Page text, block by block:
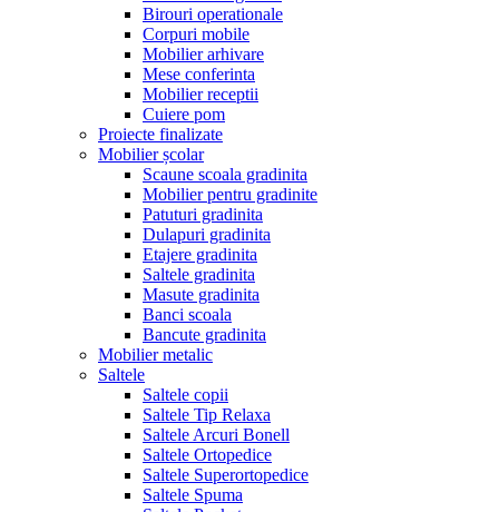
Birouri operationale
Corpuri mobile
Mobilier arhivare
Mese conferinta
Mobilier receptii
Cuiere pom
Proiecte finalizate
Mobilier școlar
Scaune scoala gradinita
Mobilier pentru gradinite
Patuturi gradinita
Dulapuri gradinita
Etajere gradinita
Saltele gradinita
Masute gradinita
Banci scoala
Bancute gradinita
Mobilier metalic
Saltele
Saltele copii
Saltele Tip Relaxa
Saltele Arcuri Bonell
Saltele Ortopedice
Saltele Superortopedice
Saltele Spuma